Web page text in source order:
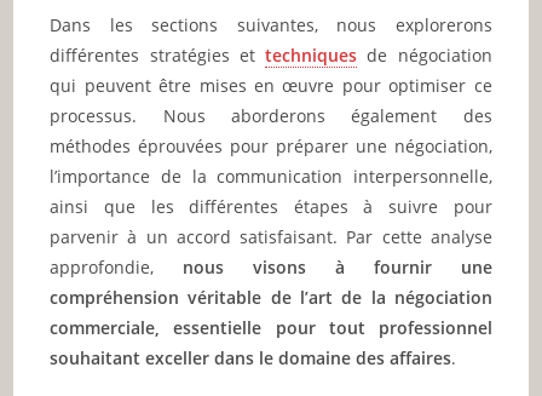
Dans les sections suivantes, nous explorerons
différentes stratégies ettechniques de négociation
qui peuvent être mises en œuvre pour optimiser ce
processus. Nous aborderons également des
méthodes éprouvées pour préparer une négociation,
l’importance de la communication interpersonnelle,
ainsi que les différentes étapes à suivre pour
parvenir à un accord satisfaisant. Par cette analyse
approfondie, nous visons à fournir une
compréhension véritable de l’art de la négociation
commerciale, essentielle pour tout professionnel
souhaitant exceller dans le domaine des affaires.